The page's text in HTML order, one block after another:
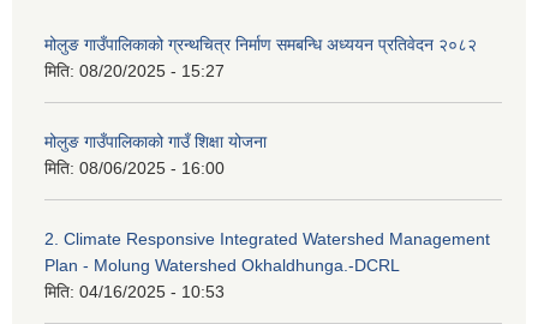
मोलुङ गाउँपालिकाको ग्रन्थचित्र निर्माण समबन्धि अध्ययन प्रतिवेदन २०८२
मिति: 08/20/2025 - 15:27
मोलुङ गाउँपालिकाको गाउँ शिक्षा योजना
मिति: 08/06/2025 - 16:00
2. Climate Responsive Integrated Watershed Management
Plan - Molung Watershed Okhaldhunga.-DCRL
मिति: 04/16/2025 - 10:53